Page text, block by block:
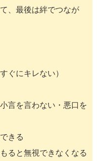
、最後は絆でつなが
ぐにキレない）
言を言わない・悪口を
きる
ると無視できなくなる